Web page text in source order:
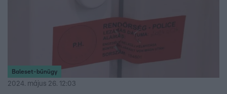
Baleset-bűnügy
2024. május 26. 12:03